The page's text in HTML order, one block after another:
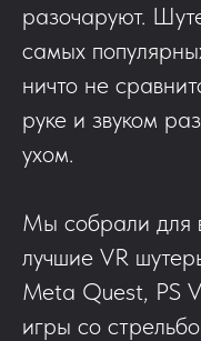
разочаруют.
самых
ничто не
руке и звуком
ухом.
Мы собрали для
лучшие VR
Meta Quest, PS
игры со